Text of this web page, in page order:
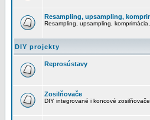
Resampling, upsampling,
Resampling, upsampling,
DIY projekty
Reprosústavy
Zosilňovače
DIY integrované i koncové